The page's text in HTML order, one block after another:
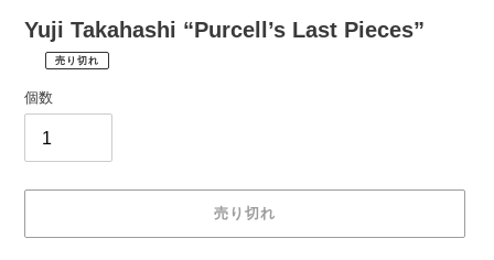
Yuji Takahashi “Purcell’s Last Pieces”
常
価
格
¥2,970
売り切れ
税
込
送
個数
売り切れ